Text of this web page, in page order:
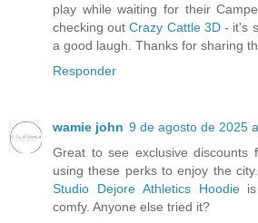
play while waiting for their
checking outCrazy Cattle 3D- it's
a good laugh. Thanks for sharing
Responder
wamie john 9 de agosto de 2025
Great to see exclusive discounts
using these perks to enjoy the
Studio Dejore Athletics Hoodieis
comfy. Anyone else tried it?